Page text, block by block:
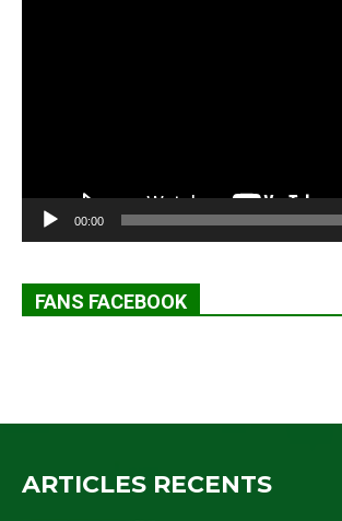
00:00
FANS FACEBOOK
ARTICLES RECENTS